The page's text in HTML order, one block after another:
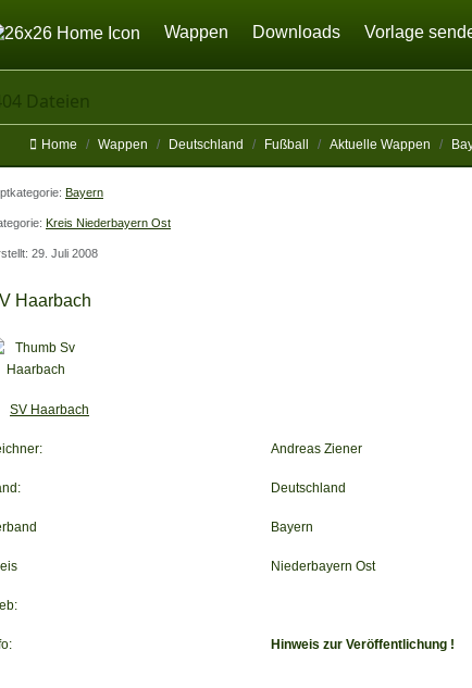
Home
Wappen Downloads Vorlage
Dateien
Home Wappen Deutschland Fußball Aktuelle Wappen
Bayern
Kreis Niederbayern Ost
29. Juli 2008
Haarbach
SV Haarbach
Andreas Ziener
Deutschland
Bayern
Niederbayern Ost
Hinweis zur Veröffentlichung !